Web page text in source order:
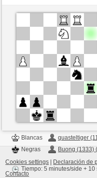
Blancas
Alsbach
Buong (1341)
Tiempo: 5 minutes/side + 0
Esta partida es por puntos
Blancas
quasteltiger
Negras
Buong (1333)
Tiempo: 5 minutes/side + 10
Cookies settings Declaración de
Contacto